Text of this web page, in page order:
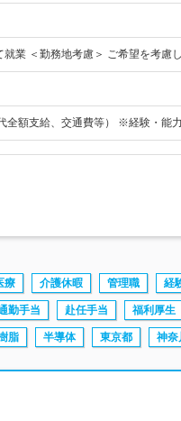
就業 ＜勤務地考慮＞ ご希望を考慮
全額支給、交通費等） ※経験・能
療 介護休暇 管理職 経
勤手当 赴任手当 福利厚生
脂 半導体 東京都 神奈